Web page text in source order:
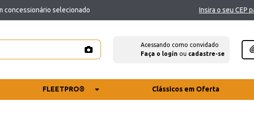
concessionário selecionado Insira o seu CEP
Acessando como convidado
Faça o login ou cadastre-se
FLEETPRO® Clássicos em Oferta